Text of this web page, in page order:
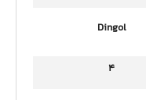
Dingol
4